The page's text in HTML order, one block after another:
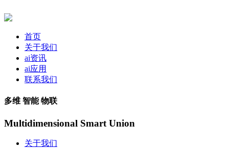
首页
关于我们
ai资讯
ai应用
联系我们
多维 智能 物联
Multidimensional Smart Union
关于我们